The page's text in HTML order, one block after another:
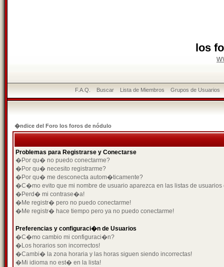
los
F.A.Q. Buscar Lista de Miembros Grupos de Usuarios
�ndice del Foro los foros de nódulo
Problemas para Registrarse y Conectarse
�Por qu� no puedo conectarme?
�Por qu� necesito registrarme?
�Por qu� me desconecta autom�ticamente?
�C�mo evito que mi nombre de usuario aparezca en las listas de usuarios
�Perd� mi contrase�a!
�Me registr� pero no puedo conectarme!
�Me registr� hace tiempo pero ya no puedo conectarme!
Preferencias y configuraci�n de Usuarios
�C�mo cambio mi configuraci�n?
�Los horarios son incorrectos!
�Cambi� la zona horaria y las horas siguen siendo incorrectas!
�Mi idioma no est� en la lista!